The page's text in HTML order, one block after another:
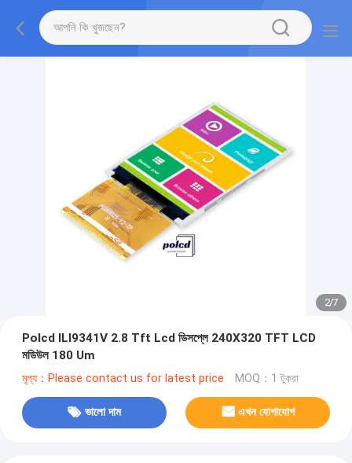
2/7
Polcd ILI9341V 2.8 Tft Lcd ডিসপ্লে 240X320 TFT LCD
মডিউল 180 Um
মূল্য：Please contact us for latest price MOQ：1 টুকরা
ভালো দাম এখন যোগাযোগ